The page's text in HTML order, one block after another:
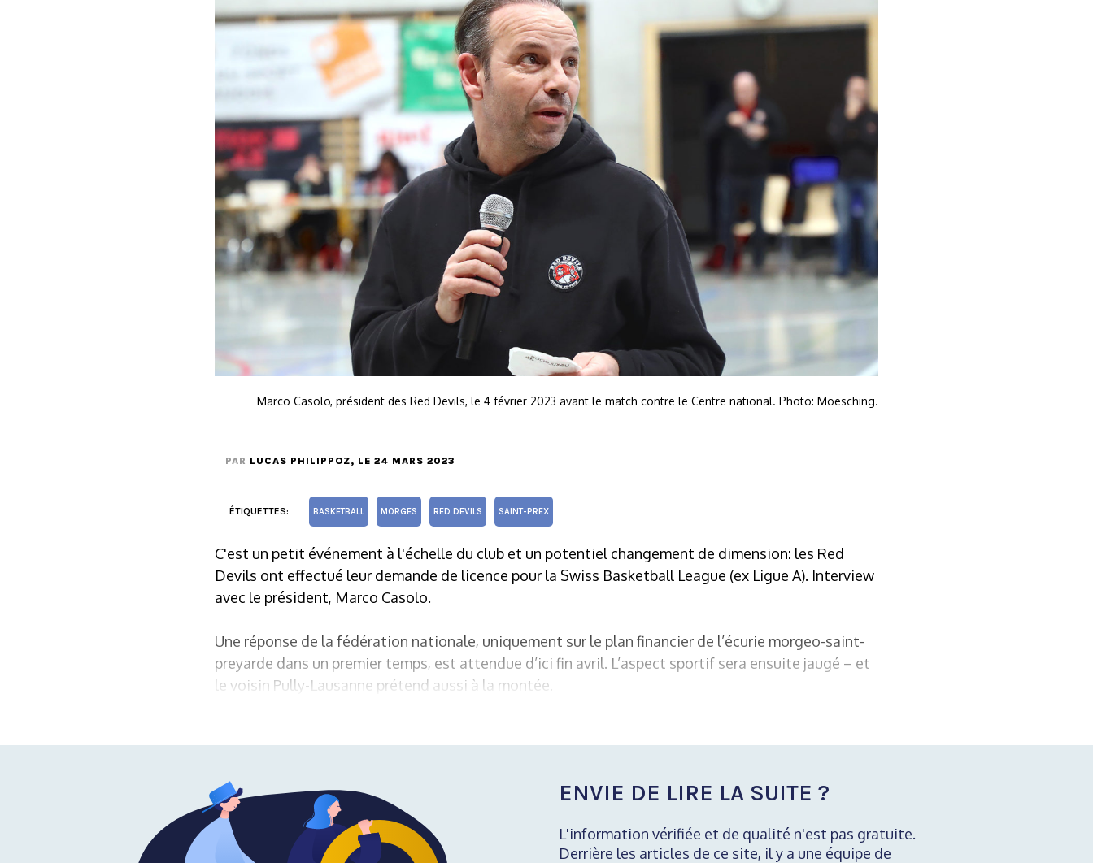
Marco Casolo, président des Red Devils, le 4 février 2023 avant le match contre le Centre national. Photo: Moesching.
PAR LUCAS PHILIPPOZ, LE 24 MARS 2023
ÉTIQUETTES: BASKETBALL MORGES RED DEVILS SAINT-PREX
C'est un petit événement à l'échelle du club et un potentiel changement de dimension: les Red
Devils ont effectué leur demande de licence pour la Swiss Basketball League (ex Ligue A). Interview
avec le président, Marco Casolo.
Une réponse de la fédération nationale, uniquement sur le plan financier de l’écurie morgeo-saint-
preyarde dans un premier temps, est attendue d’ici fin avril. L’aspect sportif sera ensuite jaugé – et
le voisin Pully-Lausanne prétend aussi à la montée.
ENVIE DE LIRE LA SUITE ?
L'information vérifiée et de qualité n'est pas gratuite.
Derrière les articles de ce site, il y a une équipe de